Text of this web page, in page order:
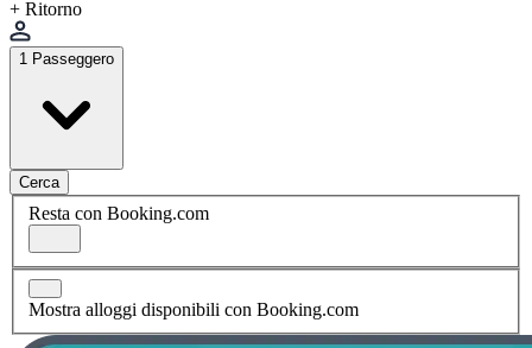
+ Ritorno
1 Passeggero
Cerca
Resta con Booking.com
Mostra alloggi disponibili con Booking.com